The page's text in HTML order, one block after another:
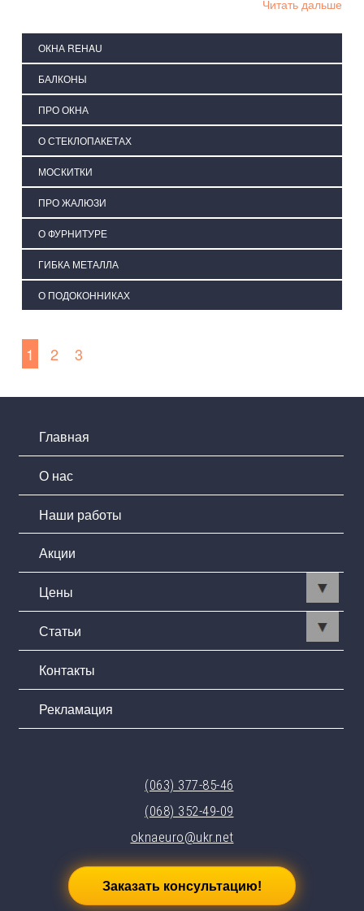
ОКНА REHAU
БАЛКОНЫ
ПРО ОКНА
О СТЕКЛОПАКЕТАХ
МОСКИТКИ
ПРО ЖАЛЮЗИ
О ФУРНИТУРЕ
ГИБКА МЕТАЛЛА
О ПОДОКОННИКАХ
Читать дальше
1 2 3
Главная
О нас
Наши работы
Акции
Цены
Статьи
Контакты
Рекламация
Заказать консультацию!
(063) 377-85-46
(068) 352-49-09
oknaeuro@ukr.net